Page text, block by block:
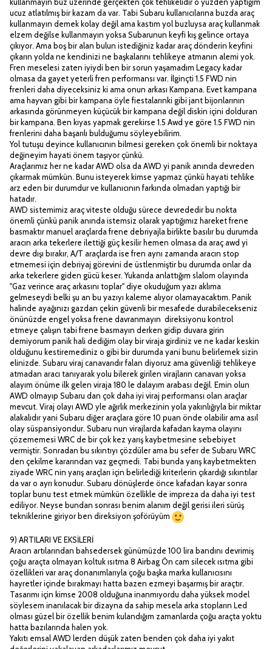
ucuz atlatılmış bir kazam da var. Tabi Subaru kullanıcılarına buzda araç
kullanmayın demek kolay değil ama kastım yol buzluysa araç kullanmak
elzem değilse kullanmayın yoksa Subarunun keyfi kış gelince ortaya
çıkıyor. Ama boş bir alan bulun istediğiniz kadar araç dönderin keyfini
çıkarın yolda ne kendinizi ne başkalarını tehlikeye atmanın alemi yok.
Fren meselesi zaten iyiydi ben bir sorun yaşamadım Legacy kadar
olmasa da gayet yeterli fren performansı var. İlginçti 1.5 FWD nin
frenleri daha diyeceksiniz ki ama onun arkası Kampana. Evet kampana
ama hayvan gibi bir kampana öyle fiestalarınki gibi jant bijonlarının
arkasında görünmeyen küçücük bir kampana değil diskin içini dolduran
bir kampana. Ben kıyas yapmak gerekirse 1.5 Awd ye göre 1.5 FWD nin
frenlerini daha başarılı bulduğumu söyleyebilirim.
Yol tutuşu deyince kullanıcının bilmesi gereken çok önemli bir noktaya
değineyim hayati önem taşıyor çünkü.
Araçlarımız her ne kadar AWD olsa da AWD yi panik anında devreden
çıkarmak mümkün. Bunu isteyerek kimse yapmaz çünkü hayati tehlike
arz eden bir durumdur ve kullanıcının farkında olmadan yaptığı bir
hatadır.
AWD sistemimiz araç viteste olduğu sürece devrededir bu nokta
önemli çünkü panik anında istemsiz olarak yaptığımız hareket frene
basmaktır manuel araçlarda frene debriyajla birlikte basılır bu durumda
aracın arka tekerlere ilettiği güç kesilir hemen olmasa da araç awd yi
devre dışı bırakır, A/T araçlarda ise fren aynı zamanda aracın stop
etmemesi için debriyaj görevini de üstlenmiştir bu durumda onlar da
arka tekerlere giden gücü keser. Yukarıda anlattığım slalom olayında
"Gaz verince araç arkasını toplar" diye okuduğum yazı aklıma
gelmeseydi belki şu an bu yazıyı kaleme alıyor olamayacaktım. Panik
halinde ayağınızı gazdan çekin güvenli bir mesafede durabilecekseniz
önünüzde engel yoksa frene davranmayın direksiyonu kontrol
etmeye çalışın tabi frene basmayın derken gidip duvara girin
demiyorum panik hali dediğim olay bir viraja girdiniz ve ne kadar keskin
olduğunu kestiremediniz o gibi bir durumda yani bunu belirlemek sizin
elinizde. Subaru viraj canavarıdır falan diyoruz ama güvenliği tehlikeye
atmadan aracı tanıyarak yolu bilerek girilen virajların canavarı yoksa
alayım önüme ilk gelen viraja 180 le dalayım arabası değil. Emin olun
AWD olmayıp Subaru dan çok daha iyi viraj performansı olan araçlar
mevcut. Viraj olayı AWD yle ağırlık merkezinin yola yakınlığıyla bir miktar
alakalıdır yani Subaru diğer araçlara göre 10 puan önde olabilir ama asıl
olay süspansiyondur. Subaru nun virajlarda kafadan kayma olayını
çözememesi WRC de bir çok kez yarış kaybetmesine sebebiyet
vermiştir. Sonradan bu sıkıntıyı çözdüler ama bu sefer de Subaru WRC
den çekilme kararından vaz geçmedi. Tabi bunda yarış kaybetmekten
ziyade WRC nin yarış araçları için belirlediği kriterlerin çıkardığı sıkıntılar
da var o ayrı konudur. Subaru dönüşlerde önce kafadan kayar sonra
toplar bunu test etmek mümkün özellikle de impreza da daha iyi test
ediliyor. Neyse bundan sonrası benim alanım değil gerisi ileri sürüş
tekniklerine giriyor ben direksiyon şoförüyüm
9) ARTILARI VE EKSİLERİ
Aracın artılarından bahsedersek günümüzde 100 lira bandını devrimiş
çoğu araçta olmayan koltuk ısıtma 8 Airbag Ön cam silecek ısıtma gibi
özellikleri var araç donanımlarıyla çoğu başka marka kullanıcısını
hayretler içinde bırakmayı hatta bazen ezmeyi başarmış bir araçtır.
Tasarımı için kimse 2008 olduğuna inanmıyordu daha yüksek model
söylesem inanılacak bir dizayna da sahip mesela arka stopların Led
olması güzel bir özellik benim kulandığım zamanlarda çoğu araçta yoktu
hatta bazılarında halen yok.
Yakıtı emsal AWD lerden düşük zaten benden çok daha iyi yakıt